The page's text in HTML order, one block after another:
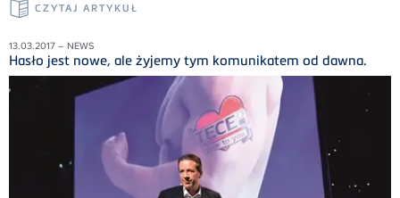
CZYTAJ ARTYKUŁ
13.03.2017 – NEWS
Hasło jest nowe, ale żyjemy tym komunikatem od dawna.